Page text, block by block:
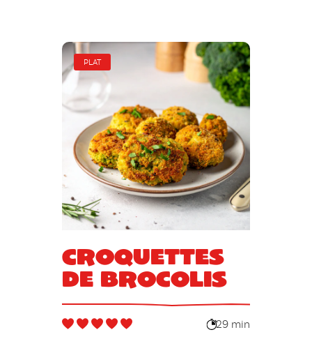
PLAT
Croquettes
de brocolis
29 min